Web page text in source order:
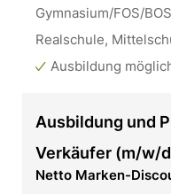
Gymnasium/FOS/
Realschule,
Ausbildung
Ausbildung und
Verkäufer (m/w/
Netto Marken-